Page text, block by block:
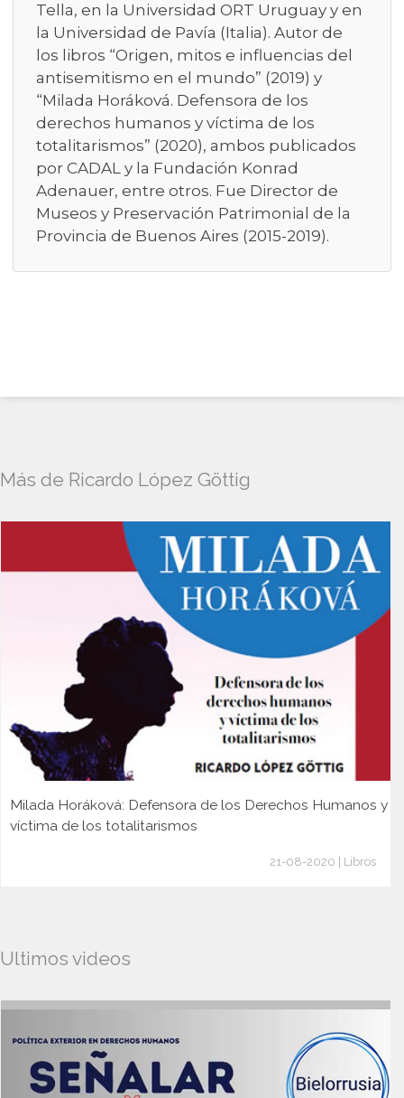
Tella, en la Universidad ORT Uruguay y en
la Universidad de Pavía (Italia). Autor de
los libros “Origen, mitos e influencias del
antisemitismo en el mundo” (2019) y
“Milada Horáková. Defensora de los
derechos humanos y víctima de los
totalitarismos” (2020), ambos publicados
por CADAL y la Fundación Konrad
Adenauer, entre otros. Fue Director de
Museos y Preservación Patrimonial de la
Provincia de Buenos Aires (2015-2019).
Más de Ricardo López Göttig
Milada Horáková: Defensora de los Derechos Humanos y
víctima de los totalitarismos
21-08-2020 | Libros
Ultimos videos